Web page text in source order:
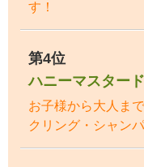
す！
第4位
ハニーマスター
お子様から大人ま
クリング・シャン